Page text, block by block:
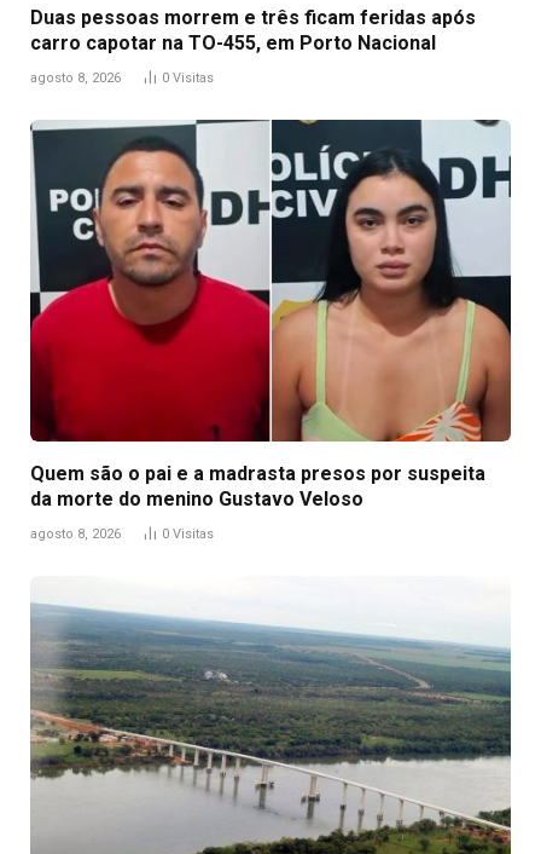
Duas pessoas morrem e três ficam feridas após
carro capotar na TO-455, em Porto Nacional
agosto 8, 2026 0 Visitas
Quem são o pai e a madrasta presos por suspeita
da morte do menino Gustavo Veloso
agosto 8, 2026 0 Visitas